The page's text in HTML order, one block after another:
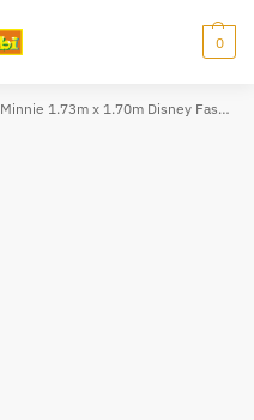
0
Minnie 1.73m x 1.70m Disney Fashion Flamingo